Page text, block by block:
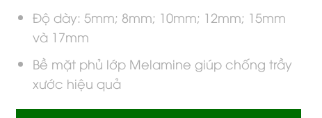
Độ dày: 5mm; 8mm; 10mm; 12mm; 15mm
và 17mm
Bề mặt phủ lớp Melamine giúp chống trầy
xước hiệu quả